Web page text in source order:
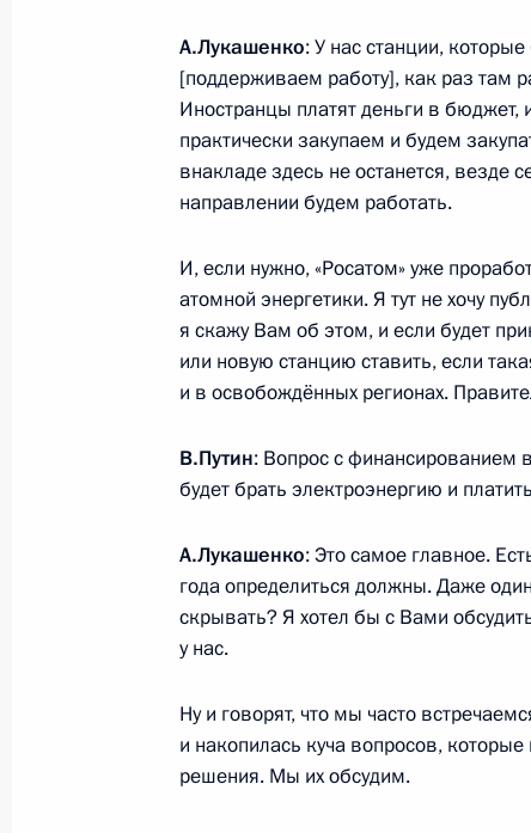
Видеообращение к участникам
Международной олимпиады по
29 сентября 2025 года, 09:00
26 сентября 2025 года, пятница
Встреча с избранными главами
26 сентября 2025 года, 18:15 Москва,
26 сентября 2025 года, 17:30 Москва,
Встреча с Председателем
26 сентября 2025 года, 09:00 Москва,
Встреча с Премьер-министром
26 сентября 2025 года, 00:40 Москва,
А.Лукашенко: У нас станции,
[поддерживаем работу], как раз там
Иностранцы платят деньги в бюджет,
практически закупаем и будем
внакладе здесь не останется, везде
направлении будем работать.
И, если нужно, «Росатом» уже
атомной энергетики. Я тут не хочу
я скажу Вам об этом, и если будет
или новую станцию ставить, если
и в освобождённых регионах.
В.Путин: Вопрос с финансированием
будет брать электроэнергию и
А.Лукашенко: Это самое главное.
года определиться должны. Даже
скрывать? Я хотел бы с Вами
у нас.
Ну и говорят, что мы часто
и накопилась куча вопросов,
решения. Мы их обсудим.